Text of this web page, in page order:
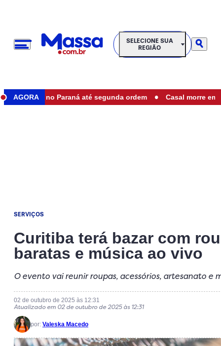
SELECIONE SUA REGIÃO
SELECIONE SUA
REGIÃO
AGORA
no Paraná até segunda ordem • Casal morre em
SERVIÇOS
Curitiba terá bazar com
baratas e música ao vivo
O evento vai reunir roupas, acessórios, artesanato e
02 de outubro de 2025 às 12:31
Atualizado em 02 de outubro de 2025 às 12:31
por: Valeska Macedo